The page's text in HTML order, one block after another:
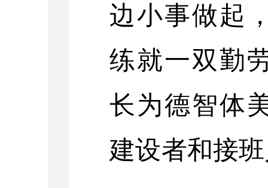
边小事做起
练就一双勤
长为德智体
建设者和接